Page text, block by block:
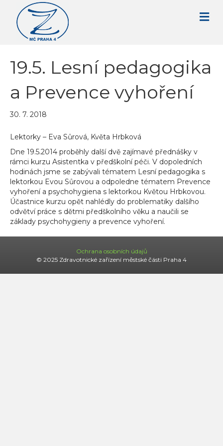
19.5. Lesní pedagogika
a Prevence vyhoření
30. 7. 2018
Lektorky – Eva Sůrová, Květa Hrbková
Dne 19.5.2014 proběhly další dvě zajímavé přednášky v
rámci kurzu Asistentka v předškolní péči. V dopoledních
hodinách jsme se zabývali tématem Lesní pedagogika s
lektorkou Evou Sůrovou a odpoledne tématem Prevence
vyhoření a psychohygiena s lektorkou Květou Hrbkovou.
Účastnice kurzu opět nahlédly do problematiky dalšího
odvětví práce s dětmi předškolního věku a naučili se
základy psychohygieny a prevence vyhoření.
Ochrana osobních údajů
© 2025 Zdravotnické zařízení městské části Praha 4